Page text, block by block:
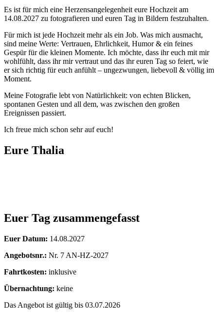
Es ist für mich eine Herzensangelegenheit eure Hochzeit am
14.08.2027 zu fotografieren und euren Tag in Bildern festzuhalten.
Für mich ist jede Hochzeit mehr als ein Job. Was mich ausmacht,
sind meine Werte: Vertrauen, Ehrlichkeit, Humor & ein feines
Gespür für die kleinen Momente. Ich möchte, dass ihr euch mit mir
wohlfühlt, dass ihr mir vertraut und das ihr euren Tag so feiert, wie
er sich richtig für euch anfühlt – ungezwungen, liebevoll & völlig im
Moment.
Meine Fotografie lebt von Natürlichkeit: von echten Blicken,
spontanen Gesten und all dem, was zwischen den großen
Ereignissen passiert.
Ich freue mich schon sehr auf euch!
Eure Thalia
Euer Tag zusammengefasst
Euer Datum: 14.08.2027
Angebotsnr.: Nr. 7 AN-HZ-2027
Fahrtkosten: inklusive
Übernachtung: keine
Das Angebot ist gültig bis 03.07.2026